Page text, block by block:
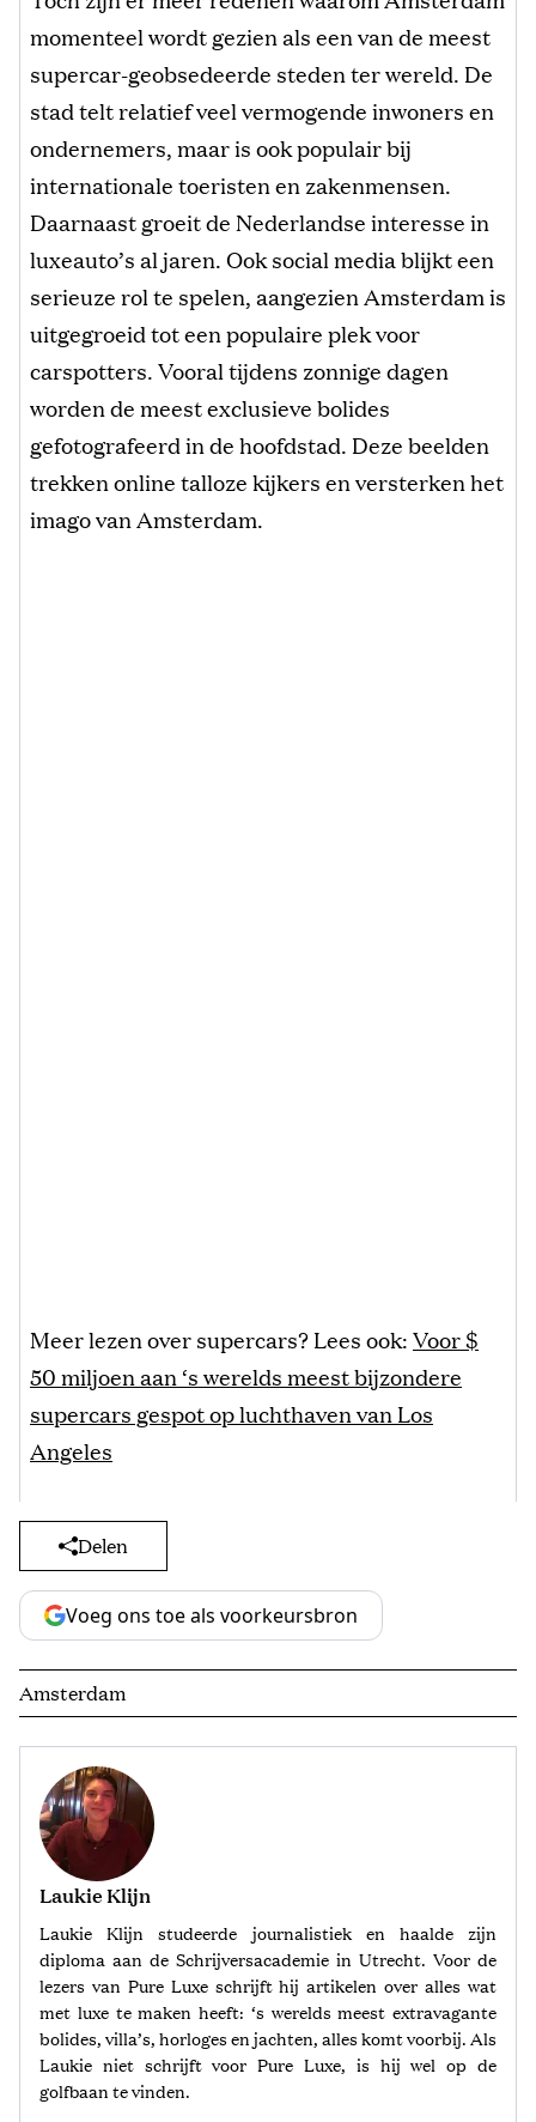
momenteel wordt gezien als een van de meest
supercar-geobsedeerde steden ter wereld. De
stad telt relatief veel vermogende inwoners en
ondernemers, maar is ook populair bij
internationale toeristen en zakenmensen.
Daarnaast groeit de Nederlandse interesse in
luxeauto’s al jaren. Ook social media blijkt een
serieuze rol te spelen, aangezien Amsterdam is
uitgegroeid tot een populaire plek voor
carspotters. Vooral tijdens zonnige dagen
worden de meest exclusieve bolides
gefotografeerd in de hoofdstad. Deze beelden
trekken online talloze kijkers en versterken het
imago van Amsterdam.
Meer lezen over supercars? Lees ook:Voor $
50 miljoen aan ‘s werelds meest bijzondere
supercars gespot op luchthaven van Los
Angeles
Delen
Voeg ons toe als voorkeursbron
Amsterdam
Laukie Klijn
Laukie Klijn studeerde journalistiek en haalde zijn
diploma aan de Schrijversacademie in Utrecht. Voor de
lezers van Pure Luxe schrijft hij artikelen over alles wat
met luxe te maken heeft: ‘s werelds meest extravagante
bolides, villa’s, horloges en jachten, alles komt voorbij. Als
Laukie niet schrijft voor Pure Luxe, is hij wel op de
golfbaan te vinden.